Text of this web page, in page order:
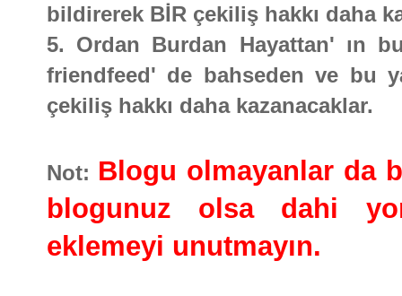
bildirerek BİR çekiliş hakkı daha
5. Ordan Burdan Hayattan' ın
friendfeed' de bahseden ve bu
çekiliş hakkı daha kazanacaklar.
Not: Blogu olmayanlar da
blogunuz olsa dahi
eklemeyi unutmayın.